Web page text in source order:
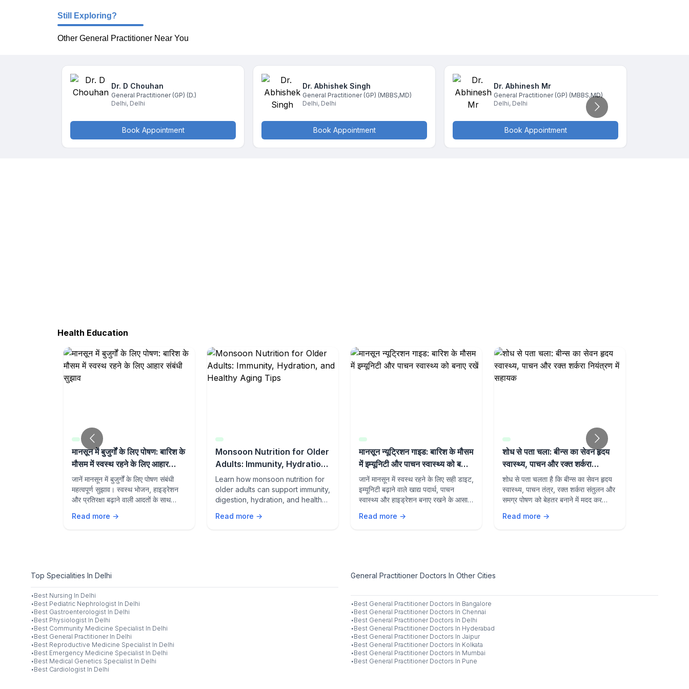
Still Exploring?
Other General Practitioner Near You
Dr. D Chouhan
General Practitioner (GP) (D.)
Delhi, Delhi
Book Appointment
Dr. Abhishek Singh
General Practitioner (GP) (MBBS,MD)
Delhi, Delhi
Book Appointment
Dr. Abhinesh Mr
General Practitioner (GP) (MBBS,MD)
Delhi, Delhi
Book Appointment
Health Education
मानसून में बुजुर्गों के लिए पोषण: बारिश के
मौसम में स्वस्थ रहने के लिए आहार
संबंधी सुझाव
जानें मानसून में बुजुर्गों के लिए पोषण संबंधी
महत्वपूर्ण सुझाव। स्वस्थ भोजन, हाइड्रेशन
और प्रतिरक्षा बढ़ाने वाली आदतों के साथ
Read more →
Monsoon Nutrition for Older
Adults: Immunity, Hydration,
and Healthy Aging Tips
Learn how monsoon nutrition for
older adults can support immunity,
digestion, hydration, and healthy
lifestyle habits during the rainy
Read more →
मानसून न्यूट्रिशन गाइड: बारिश के मौसम
में इम्यूनिटी और पाचन स्वास्थ्य को बनाए
रखें
जानें मानसून में स्वस्थ रहने के लिए सही डाइट,
इम्यूनिटी बढ़ाने वाले खाद्य पदार्थ, पाचन
स्वास्थ्य और हाइड्रेशन बनाए रखने के आसान
Read more →
शोध से पता चला: बीन्स का सेवन हृदय
स्वास्थ्य, पाचन और रक्त शर्करा
नियंत्रण में सहायक
शोध से पता चलता है कि बीन्स का सेवन हृदय
स्वास्थ्य, पाचन तंत्र, रक्त शर्करा संतुलन और
समग्र पोषण को बेहतर बनाने में मदद कर
Read more →
Top Specialities In Delhi
·Best Nursing In Delhi
·Best Pediatric Nephrologist In Delhi
·Best Gastroenterologist In Delhi
·Best Physiologist In Delhi
·Best Community Medicine Specialist In Delhi
·Best General Practitioner In Delhi
·Best Reproductive Medicine Specialist In Delhi
·Best Emergency Medicine Specialist In Delhi
·Best Medical Genetics Specialist In Delhi
·Best Cardiologist In Delhi
General Practitioner Doctors In Other Cities
·Best General Practitioner Doctors In Bangalore
·Best General Practitioner Doctors In Chennai
·Best General Practitioner Doctors In Delhi
·Best General Practitioner Doctors In Hyderabad
·Best General Practitioner Doctors In Jaipur
·Best General Practitioner Doctors In Kolkata
·Best General Practitioner Doctors In Mumbai
·Best General Practitioner Doctors In Pune